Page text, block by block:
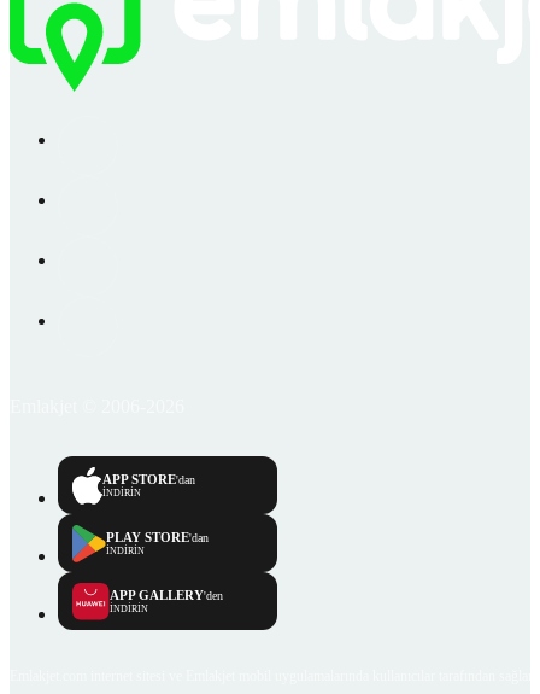
APP STORE'dan
İNDİRİN
PLAY STORE'dan
İNDİRİN
APP GALLERY'den
İNDİRİN